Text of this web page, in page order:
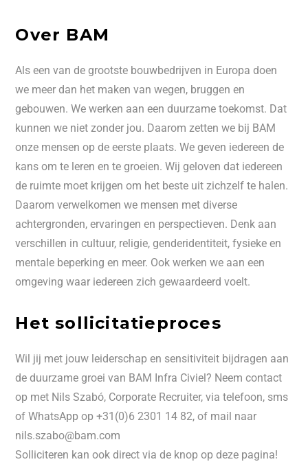
Over BAM
Als een van de grootste bouwbedrijven in Europa doen
we meer dan het maken van wegen, bruggen en
gebouwen. We werken aan een duurzame toekomst. Dat
kunnen we niet zonder jou. Daarom zetten we bij BAM
onze mensen op de eerste plaats. We geven iedereen de
kans om te leren en te groeien. Wij geloven dat iedereen
de ruimte moet krijgen om het beste uit zichzelf te halen.
Daarom verwelkomen we mensen met diverse
achtergronden, ervaringen en perspectieven. Denk aan
verschillen in cultuur, religie, genderidentiteit, fysieke en
mentale beperking en meer. Ook werken we aan een
omgeving waar iedereen zich gewaardeerd voelt.
Het sollicitatieproces
Wil jij met jouw leiderschap en sensitiviteit bijdragen aan
de duurzame groei van BAM Infra Civiel? Neem contact
op met Nils Szabó, Corporate Recruiter, via telefoon, sms
of WhatsApp op +31(0)6 2301 14 82, of mail naar
nils.szabo@bam.com
Solliciteren kan ook direct via de knop op deze pagina!